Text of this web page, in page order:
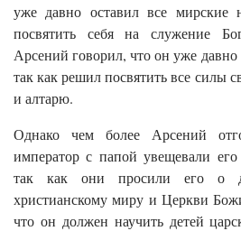
уже давно оставил все
посвятить себя на служение
Арсений говорил, что он уже давно
так как решил посвятить все силы
и алтарю.
Однако чем более Арсений
император с папой увещевали
так как они просили его о
христианскому миру и Церкви
что он должен научить детей